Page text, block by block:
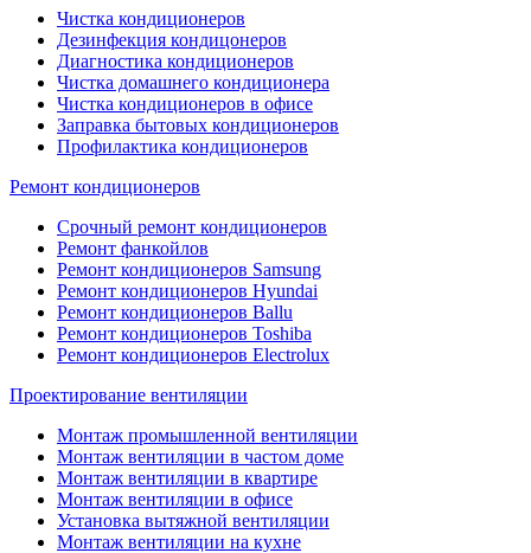
Чистка кондиционеров
Дезинфекция кондицонеров
Диагностика кондиционеров
Чистка домашнего кондиционера
Чистка кондиционеров в офисе
Заправка бытовых кондиционеров
Профилактика кондиционеров
Ремонт кондиционеров
Срочный ремонт кондиционеров
Ремонт фанкойлов
Ремонт кондиционеров Samsung
Ремонт кондиционеров Hyundai
Ремонт кондиционеров Ballu
Ремонт кондиционеров Toshibа
Ремонт кондиционеров Electrolux
Проектирование вентиляции
Монтаж промышленной вентиляции
Монтаж вентиляции в частом доме
Монтаж вентиляции в квартире
Монтаж вентиляции в офисе
Установка вытяжной вентиляции
Монтаж вентиляции на кухне